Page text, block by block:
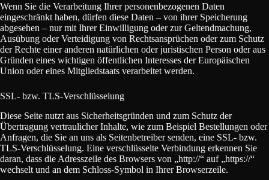
Wenn Sie die Verarbeitung Ihrer personenbezogenen Daten
eingeschränkt haben, dürfen diese Daten – von ihrer Speicherung
abgesehen – nur mit Ihrer Einwilligung oder zur Geltendmachung,
Ausübung oder Verteidigung von Rechtsansprüchen oder zum Schutz
der Rechte einer anderen natürlichen oder juristischen Person oder aus
Gründen eines wichtigen öffentlichen Interesses der Europäischen
Union oder eines Mitgliedstaats verarbeitet werden.
SSL- bzw. TLS-Verschlüsselung
Diese Seite nutzt aus Sicherheitsgründen und zum Schutz der
Übertragung vertraulicher Inhalte, wie zum Beispiel Bestellungen oder
Anfragen, die Sie an uns als Seitenbetreiber senden, eine SSL- bzw.
TLS-Verschlüsselung. Eine verschlüsselte Verbindung erkennen Sie
daran, dass die Adresszeile des Browsers von „http://“ auf „https://“
wechselt und an dem Schloss-Symbol in Ihrer Browserzeile.